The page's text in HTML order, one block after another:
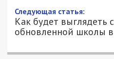
Следующая статья:
Как будет выглядеть
обновленной школы